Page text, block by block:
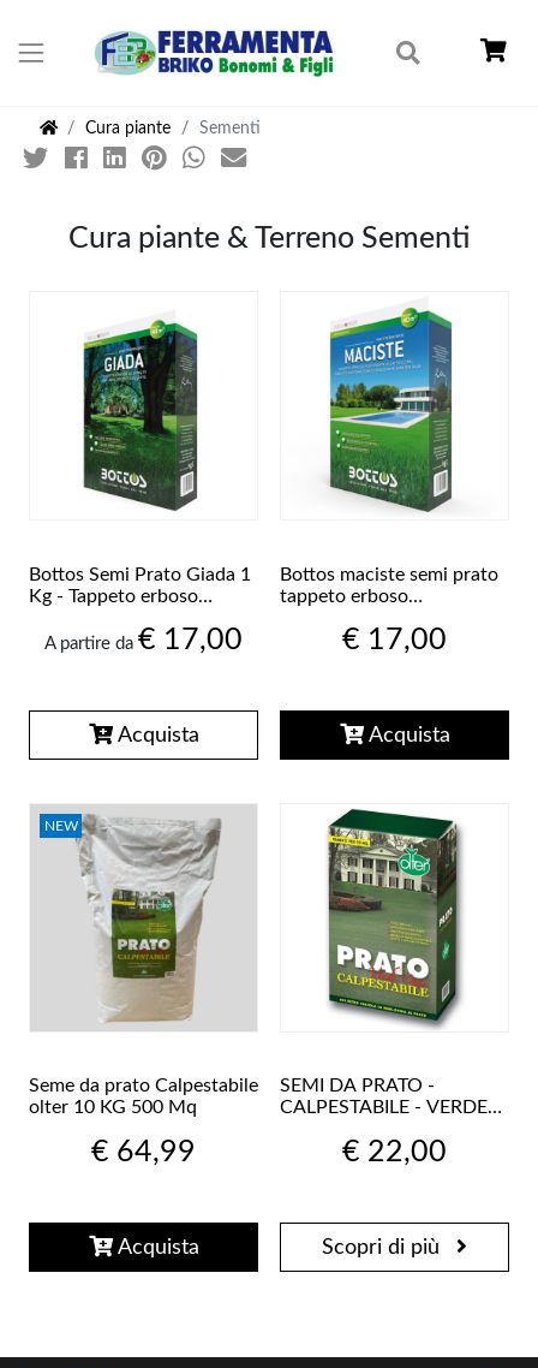
Cura piante Sementi
Cura piante & Terreno Sementi
Bottos Semi Prato Giada 1
Kg - Tappeto erboso
soleggiate
A partire da € 17,00
Acquista
Bottos maciste semi prato
tappeto erboso
calpestio 1 Kg
€ 17,00
Acquista
NEW
Seme da prato Calpestabile
olter 10 KG 500 Mq
€ 64,99
Acquista
SEMI DA PRATO -
CALPESTABILE - VERDE
CONFEZIONE 1 KG 50 Mq
€ 22,00
Scopri di più